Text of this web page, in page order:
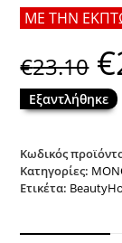
ΜΕ ΤΗΝ
€23.10 €
Εξαντλήθηκε
Κωδικός
Κατηγορίες:
Ετικέτα: